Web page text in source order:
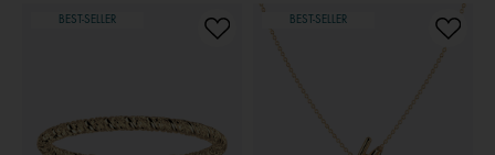
BEST-SELLER BEST-SELLER